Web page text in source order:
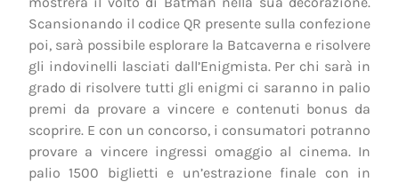
Scansionando il codice QR presente sulla confezione
poi, sarà possibile esplorare la Batcaverna e risolvere
gli indovinelli lasciati dall’Enigmista. Per chi sarà in
grado di risolvere tutti gli enigmi ci saranno in palio
premi da provare a vincere e contenuti bonus da
scoprire. E con un concorso, i consumatori potranno
provare a vincere ingressi omaggio al cinema. In
palio 1500 biglietti e un’estrazione finale con in